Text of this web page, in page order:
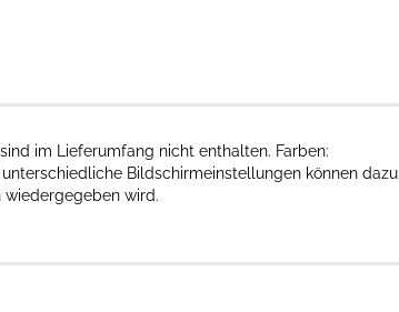
im Lieferumfang nicht enthalten. Farben:
Bildschirmeinstellungen können dazu
wiedergegeben wird.